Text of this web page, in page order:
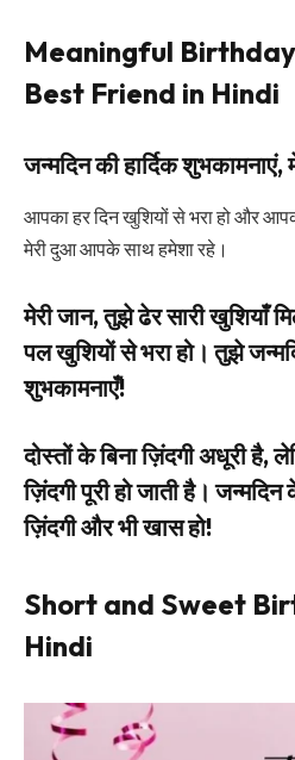
Meaningful
Best Friend in Hindi
जन्मदिन की हार्दिक शुभकामनाएं,
आपका हर दिन खुशियों से भरा हो और
मेरी दुआ आपके साथ हमेशा रहे।
मेरी जान, तुझे ढेर सारी खुशियाँ
पल खुशियों से भरा हो। तुझे
शुभकामनाएँ!
दोस्तों के बिना ज़िंदगी अधूरी है,
ज़िंदगी पूरी हो जाती है।
ज़िंदगी और भी खास हो!
Short and Sweet
Hindi